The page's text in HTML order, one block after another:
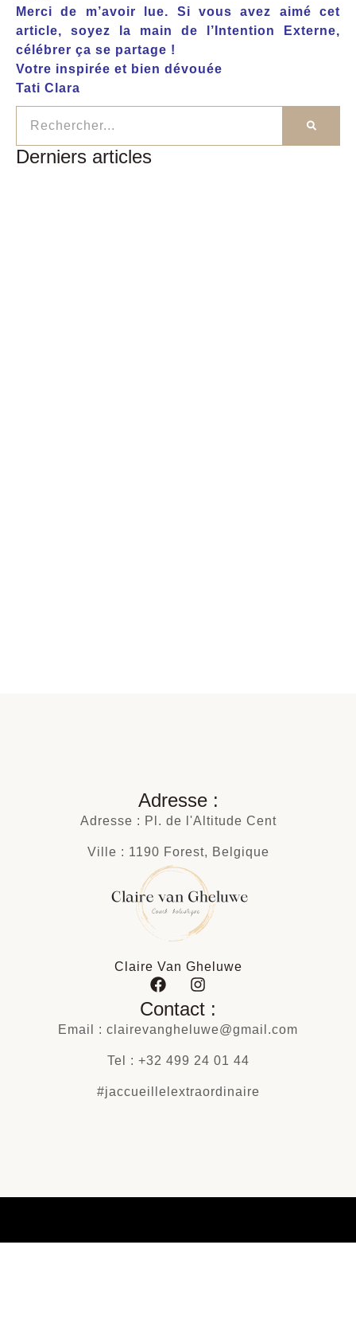
Merci de m’avoir lue. Si vous avez aimé cet
article, soyez la main de l’Intention Externe,
célébrer ça se partage !
Votre inspirée et bien dévouée
Tati Clara
Derniers articles
Adresse :
Adresse : Pl. de l'Altitude Cent
Ville : 1190 Forest, Belgique
Claire Van Gheluwe
Contact :
Email : clairevangheluwe@gmail.com
Tel : +32 499 24 01 44
#jaccueillelextraordinaire